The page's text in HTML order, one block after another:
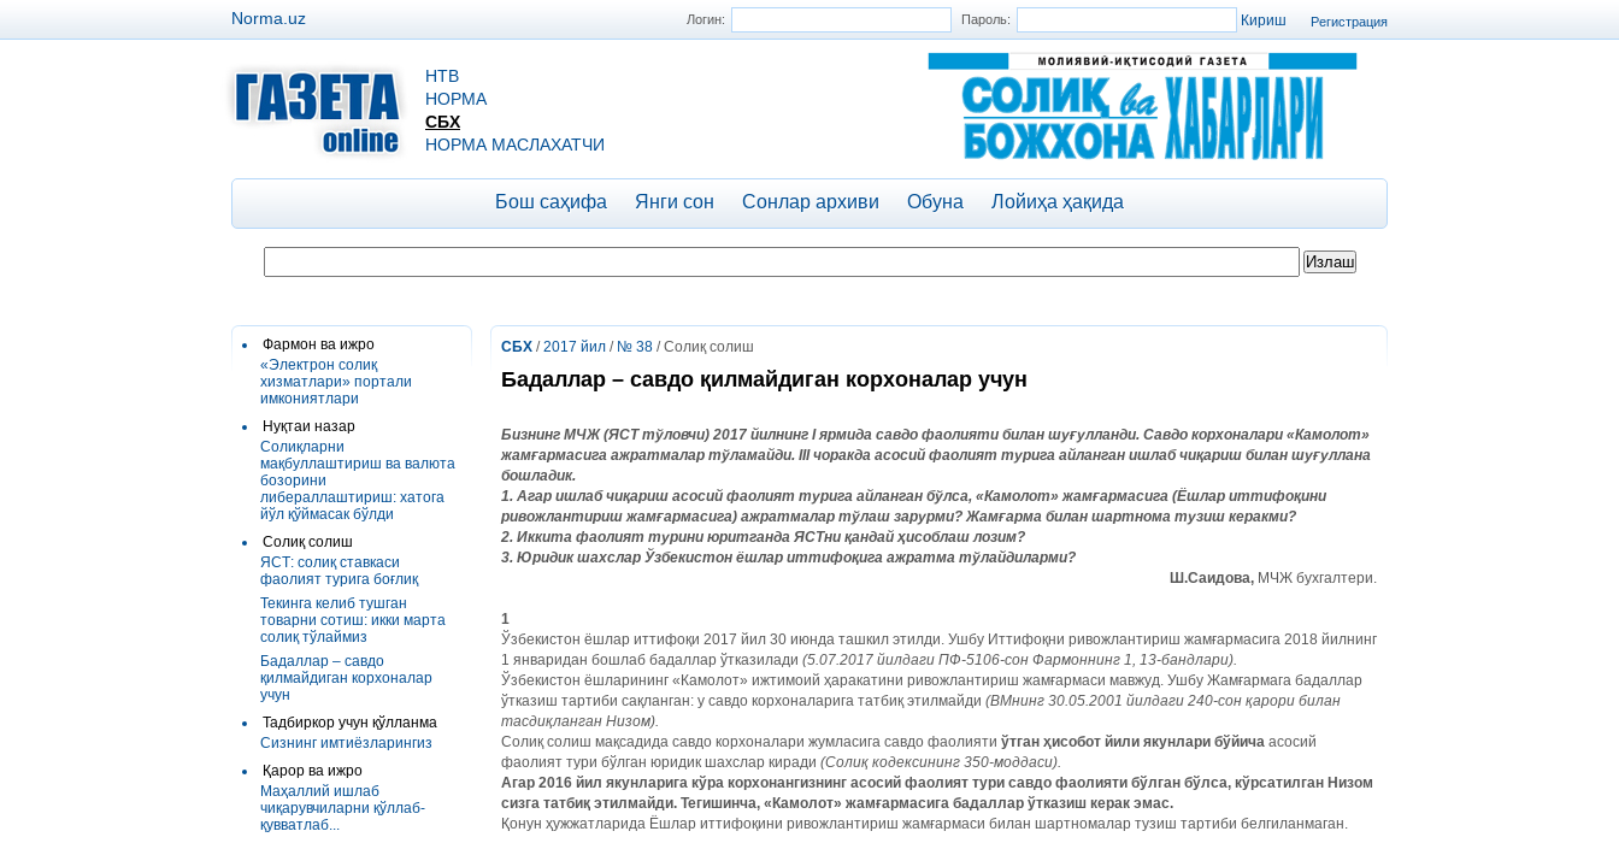
Регистрация
Логин: Пароль:
Norma.uz
НТВ
НОРМА
СБХ
НОРМА МАСЛАХАТЧИ
Бош саҳифа Янги сон Сонлар архиви Обуна Лойиҳа ҳақида
Фармон ва ижро
«Электрон солиқ
хизматлари» портали
имкониятлари
Нуқтаи назар
Солиқларни
мақбуллаштириш ва валюта
бозорини
либераллаштириш: хатога
йўл қўймасак бўлди
Солиқ солиш
ЯСТ: солиқ ставкаси
фаолият турига боғлиқ
Текинга келиб тушган
товарни сотиш: икки марта
солиқ тўлаймиз
Бадаллар – савдо
қилмайдиган корхоналар
учун
Тадбиркор учун қўлланма
Сизнинг имтиёзларингиз
Қарор ва ижро
Маҳаллий ишлаб
чиқарувчиларни қўллаб-
қувватлаб...
СБХ /2017 йил / № 38 / Солиқ солиш
Бадаллар – савдо қилмайдиган корхоналар учун
Бизнинг МЧЖ (ЯСТ тўловчи) 2017 йилнинг I ярмида савдо фаолияти билан шуғулланди. Савдо корхоналари «Камолот»
жамғармасига ажратмалар тўламайди. III чоракда асосий фаолият турига айланган ишлаб чиқариш билан шуғуллана
бошладик.
1. Агар ишлаб чиқариш асосий фаолият турига айланган бўлса, «Камолот» жамғармасига (Ёшлар иттифоқини
ривожлантириш жамғармасига) ажратмалар тўлаш зарурми? Жамғарма билан шартнома тузиш керакми?
2. Иккита фаолият турини юритганда ЯСТни қандай ҳисоблаш лозим?
3. Юридик шахслар Ўзбекистон ёшлар иттифоқига ажратма тўлайдиларми?
Ш.Саидова, МЧЖ бухгалтери.
1
Ўзбекистон ёшлар иттифоқи 2017 йил 30 июнда ташкил этилди. Ушбу Иттифоқни ривожлантириш жамғармасига 2018 йилнинг
1 январидан бошлаб бадаллар ўтказилади (5.07.2017 йилдаги ПФ-5106-сон Фармоннинг 1, 13-бандлари).
Ўзбекистон ёшларининг «Камолот» ижтимоий ҳаракатини ривожлантириш жамғармаси мавжуд. Ушбу Жамғармага бадаллар
ўтказиш тартиби сақланган: у савдо корхоналарига татбиқ этилмайди (ВМнинг 30.05.2001 йилдаги 240-сон қарори билан
тасдиқланган Низом).
Солиқ солиш мақсадида савдо корхоналари жумласига савдо фаолияти ўтган ҳисобот йили якунлари бўйича асосий
фаолият тури бўлган юридик шахслар киради (Солиқ кодексининг 350-моддаси).
Агар 2016 йил якунларига кўра корхонангизнинг асосий фаолият тури савдо фаолияти бўлган бўлса, кўрсатилган Низом
сизга татбиқ этилмайди. Тегишинча, «Камолот» жамғармасига бадаллар ўтказиш керак эмас.
Қонун ҳужжатларида Ёшлар иттифоқини ривожлантириш жамғармаси билан шартномалар тузиш тартиби белгиланмаган.